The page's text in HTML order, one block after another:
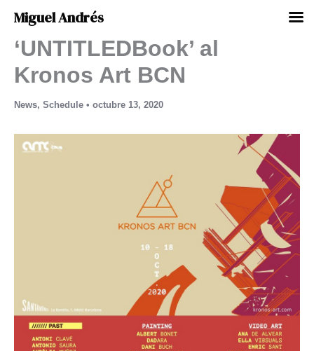
contenido
‘UNTITLEDBook’ al
Kronos Art BCN
News, Schedule • octubre 13, 2020
Miguel Andrés